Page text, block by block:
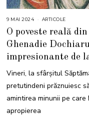
9 MAI 2024
A
2
2
4
ARTICOLE
O poveste reală
Ghenadie
impresionante de
Vineri, la sfârșitul
pretutindeni prăznuiesc
amintirea minunii pe
apropierea